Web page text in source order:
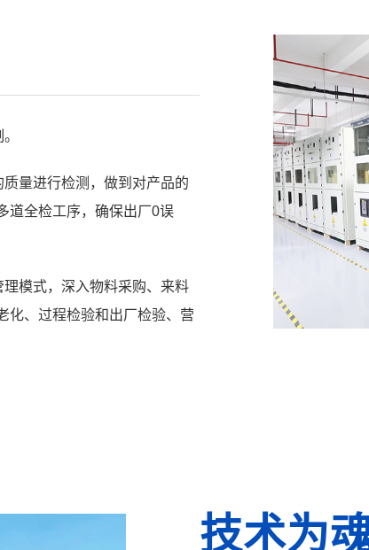
量进行检测，做到对产品的
道全检工序，确保出厂0误
模式，深入物料采购、来料
化、过程检验和出厂检验、营
技术为